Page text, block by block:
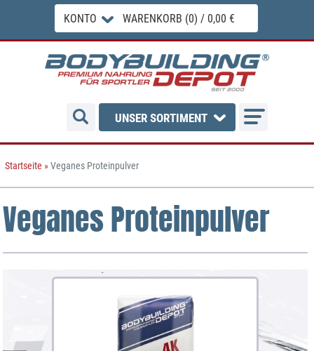
KONTO WARENKORB (0) / 0,00 €
UNSER SORTIMENT
Startseite »Veganes Proteinpulver
Veganes Proteinpulver